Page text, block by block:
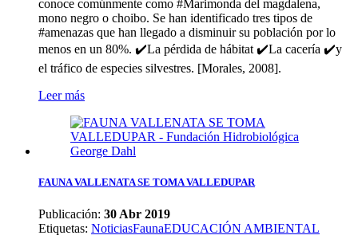
conoce comúnmente como #Marimonda del magdalena,
mono negro o choibo. Se han identificado tres tipos de
#amenazas que han llegado a disminuir su población por lo
menos en un 80%. ✔️La pérdida de hábitat ✔️La cacería ✔️y
el tráfico de especies silvestres. [Morales, 2008].
Leer más
FAUNA VALLENATA SE TOMA VALLEDUPAR
Publicación: 30 Abr 2019
Etiquetas: NoticiasFaunaEDUCACIÓN AMBIENTAL